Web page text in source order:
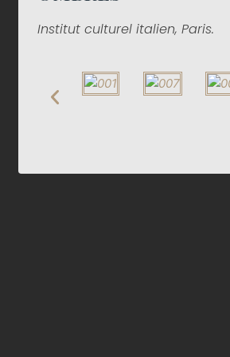
Institut culturel italien, Paris.